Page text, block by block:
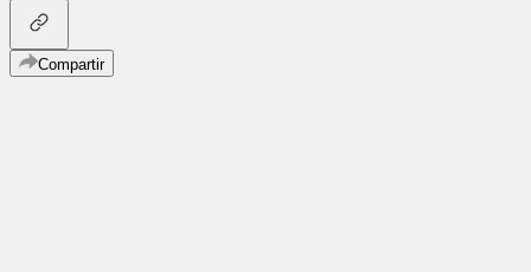
Compartir